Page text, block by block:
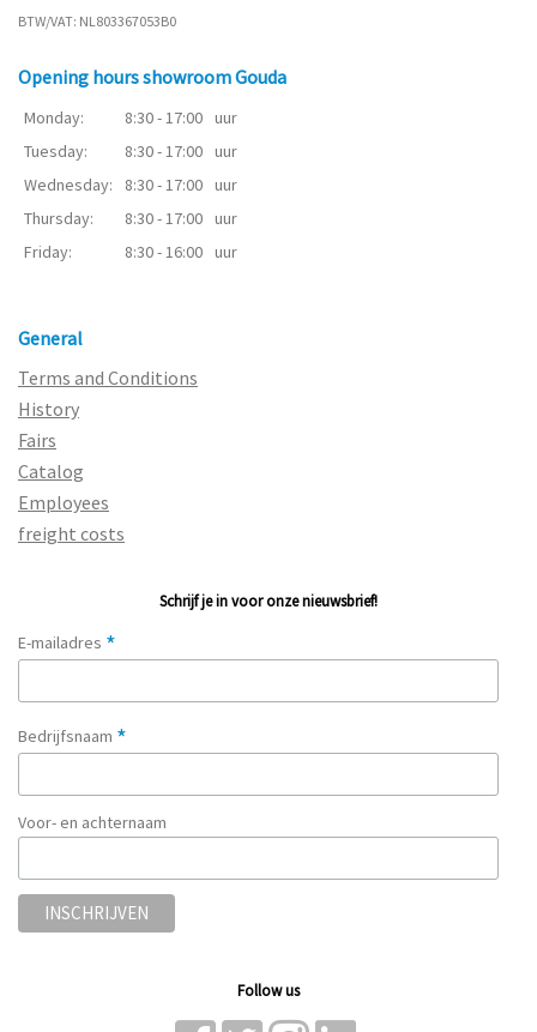
BTW/VAT: NL803367053B0
Opening hours showroom Gouda
Monday: 8:30 - 17:00 uur
Tuesday:
8:30 - 17:00 uur
Wednesday:
8:30 - 17:00 uur
Thursday:
8:30 - 17:00 uur
Friday:
8:30 - 16:00 uur
General
Terms and Conditions
History
Fairs
Catalog
Employees
freight costs
Schrijf je in voor onze nieuwsbrief!
E-mailadres *
Bedrijfsnaam *
Voor- en achternaam
Follow us